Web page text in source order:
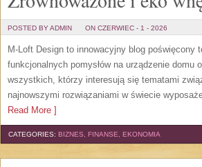
POSTED BY ADMIN ON CZERWIEC - 1 - 2026
M-Loft Design to innowacyjny blog
funkcjonalnych pomysłów na urządzenie
wszystkich, którzy interesują się tematami
najnowszymi rozwiązaniami w świecie
Read More ]
CATEGORIES: BIZNES, FINANSE, EKONOMIA